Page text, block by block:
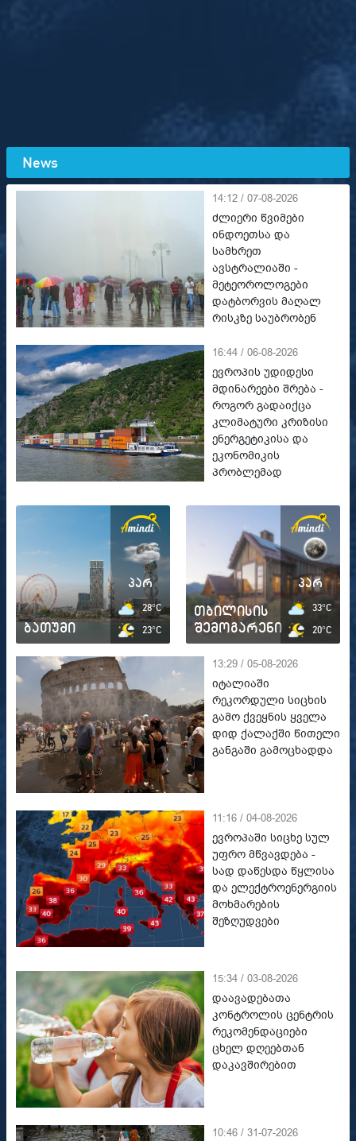
News
14:12 / 07-08-2026
ძლიერი წვიმები
ინდოეთსა და
სამხრეთ
ავსტრალიაში -
მეტეოროლოგები
დატბორვის მაღალ
რისკზე საუბრობენ
16:44 / 06-08-2026
ევროპის უდიდესი
მდინარეები შრება -
როგორ გადაიქცა
კლიმატური კრიზისი
ენერგეტიკისა და
ეკონომიკის
პრობლემად
ბათუმი
პარ
28°C
23°C
თბილისის
შემოგარენი
პარ
33°C
20°C
13:29 / 05-08-2026
იტალიაში
რეკორდული სიცხის
გამო ქვეყნის ყველა
დიდ ქალაქში წითელი
განგაში გამოცხადდა
11:16 / 04-08-2026
ევროპაში სიცხე სულ
უფრო მწვავდება -
სად დაწესდა წყლისა
და ელექტროენერგიის
მოხმარების
შეზღუდვები
15:34 / 03-08-2026
დაავადებათა
კონტროლის ცენტრის
რეკომენდაციები
ცხელ დღეებთან
დაკავშირებით
10:46 / 31-07-2026